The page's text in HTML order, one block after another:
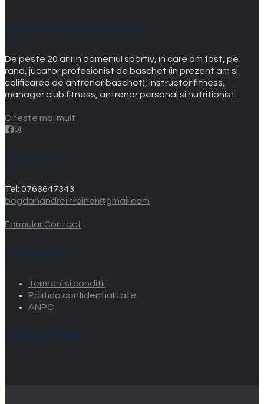
DESPRE BOGDAN ANDREI
De peste 20 ani in domeniul sportiv, in care am fost, pe
rand, jucator profesionist de baschet (in prezent am si
calificarea de antrenor baschet), instructor fitness,
manager club fitness, antrenor personal si nutritionist.
Citeste mai mult
CONTACT
Tel: 0763647343
bogdanandrei.trainer@gmail.com
Formular Contact
INFORMATII
Termeni si conditii
Politica confidentialitate
ANPC
NEWSLETTER